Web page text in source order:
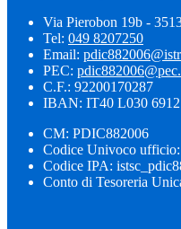
Via Pierobon 19b -
Tel: 049 8207250
Email:
PEC:
C.F.: 92200170287
IBAN: IT40 L030 6912
CM: PDIC882006
Codice Univoco
Codice IPA:
Conto di Tesoreria